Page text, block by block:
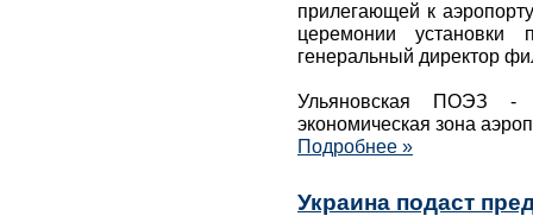
прилегающей к
церемонии
генеральный директор
Ульяновская ПОЭЗ -
экономическая зона
Подробнее »
Украина подаст